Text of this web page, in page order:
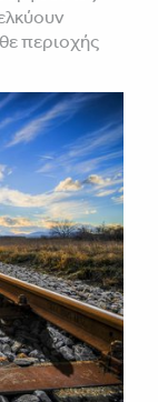
περιοχής